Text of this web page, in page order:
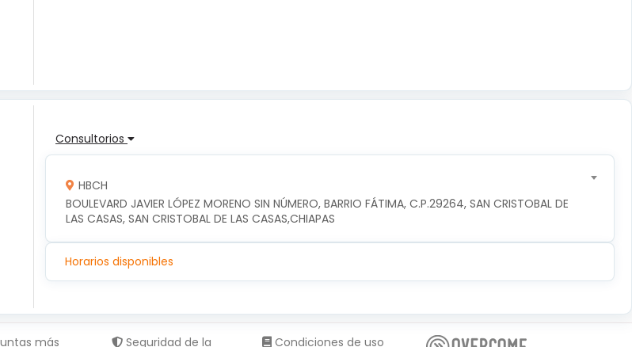
Consultorios
HBCH
BOULEVARD JAVIER LÓPEZ MORENO SIN NÚMERO, BARRIO FÁTIMA, C.P.29264, SAN CRISTOBAL DE
LAS CASAS, SAN CRISTOBAL DE LAS CASAS,CHIAPAS
Horarios disponibles
más Seguridad de la Condiciones de uso